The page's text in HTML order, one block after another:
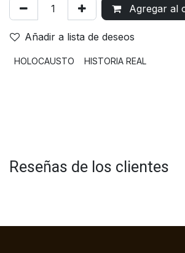
Agregar al
Añadir a lista de deseos
HOLOCAUSTO HISTORIA REAL
Reseñas de los clientes